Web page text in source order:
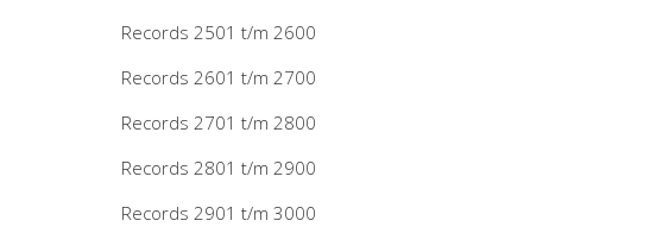
Records 2501 t/m 2600
Records 2601 t/m 2700
Records 2701 t/m 2800
Records 2801 t/m 2900
Records 2901 t/m 3000